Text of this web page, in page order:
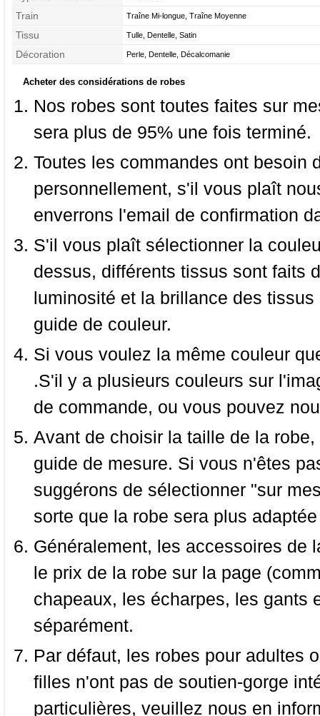
Train Traîne Mi-longue, Traîne Moyenne
Tissu Tulle, Dentelle, Satin
Décoration Perle, Dentelle, Décalcomanie
Acheter des considérations de robes
Nos robes sont toutes faites sur
sera plus de 95% une fois terminé.
Toutes les commandes ont besoin
personnellement, s'il vous plaît
enverrons l'email de confirmation
S'il vous plaît sélectionner la
dessus, différents tissus sont faits
luminosité et la brillance des
guide de couleur.
Si vous voulez la même couleur
.S'il y a plusieurs couleurs sur
de commande, ou vous pouvez
Avant de choisir la taille de la
guide de mesure. Si vous n'êtes
suggérons de sélectionner "sur
sorte que la robe sera plus
Généralement, les accessoires de
le prix de la robe sur la page
chapeaux, les écharpes, les gants
séparément.
Par défaut, les robes pour adultes
filles n'ont pas de soutien-gorge
particulières, veuillez nous en